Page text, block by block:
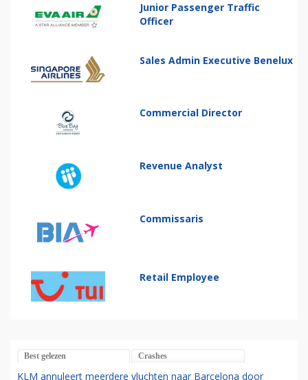
Junior Passenger Traffic
Officer
Sales Admin Executive Benelux
Commercial Director
Revenue Analyst
Commissaris
Retail Employee
Best gelezen Crashes
KLM annuleert meerdere vluchten naar Barcelona door